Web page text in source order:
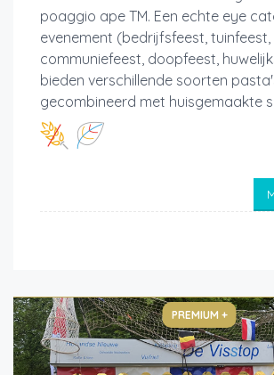
poaggio ape TM. Een echte eye
evenement (bedrijfsfeest, tuinfeest,
communiefeest, doopfeest,
bieden verschillende soorten
gecombineerd met huisgemaakte
PREMIUM +